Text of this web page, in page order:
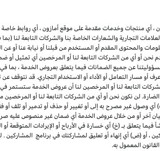
، أي منتجات وخدمات مقدمة على موقع أمازون ، أي روابط خاصة
التجارية والشعارات الخاصة بنا والشركات التابعة لنا
والمحتوى المقدم أو المستخدم من قبلنا أو نيابة عنا أو
نحن أو أي من الشركات التابعة لنا أو المرخصين أي تمثيل أو
عن جميع الضمانات فيما يتعلق بعروض الخدمة ، بما
أو مسار التعامل أو الأداء أو الاستخدام التجاري. قد
التابعة لنا أو المرخصين لنا أن عروض الخدمة ستستمر
لن نكون نحن أو أي من الشركات التابعة لنا أو
أي وصول غير مصرح به إلى أو تغيير أو حذف أو تدمير أو
آخر أو من خلال عروض الخدمة أي ضمان غير منصوص عليه
يتعلق بـ (خ) أي خسارة في الأرباح أو الإيرادات المتوقعة
المعمول به.